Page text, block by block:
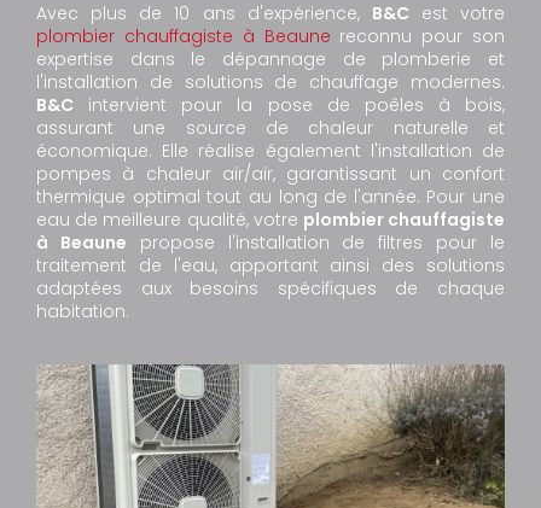
Avec plus de 10 ans d'expérience, B&C est votre
plombier chauffagiste à Beaune reconnu pour son
expertise dans le dépannage de plomberie et
l'installation de solutions de chauffage modernes.
B&C intervient pour la pose de poêles à bois,
assurant une source de chaleur naturelle et
économique. Elle réalise également l'installation de
pompes à chaleur air/air, garantissant un confort
thermique optimal tout au long de l'année. Pour une
eau de meilleure qualité, votre plombier chauffagiste
à Beaune propose l'installation de filtres pour le
traitement de l'eau, apportant ainsi des solutions
adaptées aux besoins spécifiques de chaque
habitation.